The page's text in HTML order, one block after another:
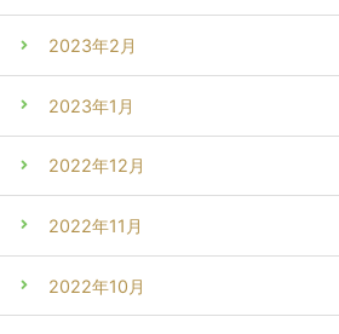
2023年2月
2023年1月
2022年12月
2022年11月
2022年10月